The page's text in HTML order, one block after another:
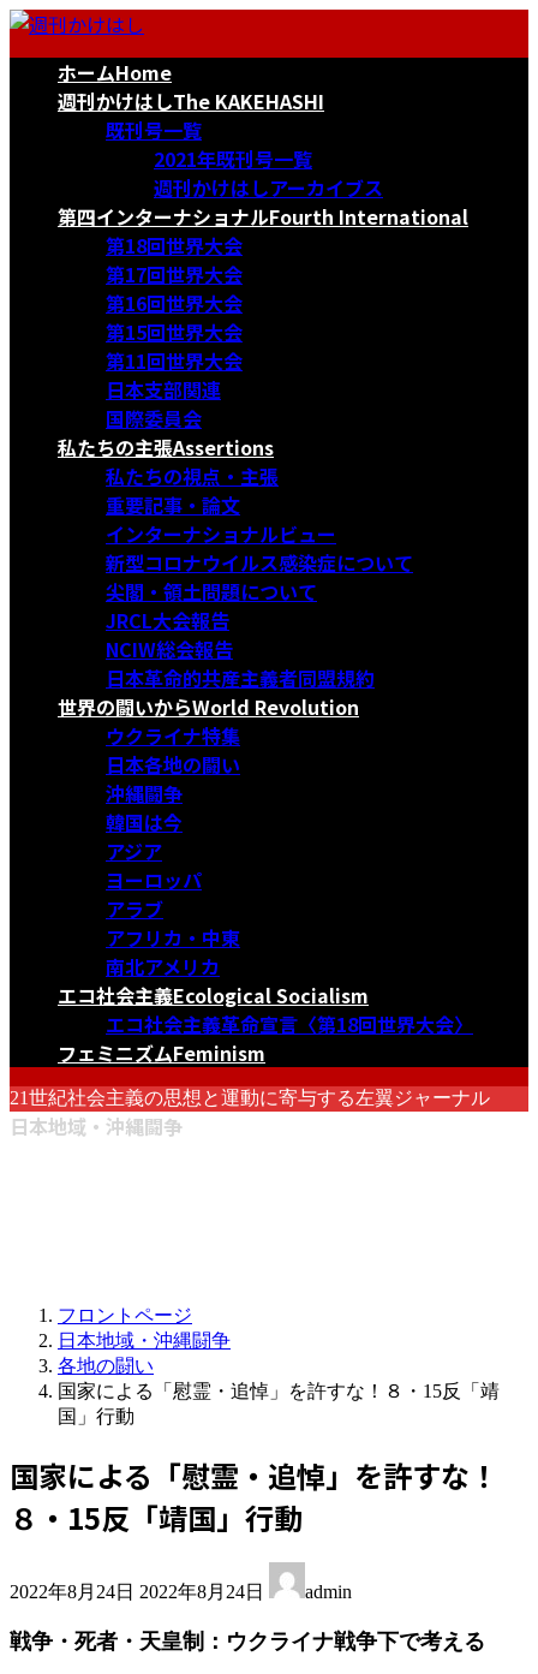
コ
ナ
ホームHome
週刊かけはしThe KAKEHASHI
既刊号一覧
2021年既刊号一覧
週刊かけはしアーカイブス
第四インターナショナルFourth International
第18回世界大会
第17回世界大会
第16回世界大会
第15回世界大会
第11回世界大会
日本支部関連
国際委員会
私たちの主張Assertions
私たちの視点・主張
重要記事・論文
インターナショナルビュー
新型コロナウイルス感染症について
尖閣・領土問題について
JRCL大会報告
NCIW総会報告
日本革命的共産主義者同盟規約
世界の闘いからWorld Revolution
ウクライナ特集
日本各地の闘い
沖縄闘争
韓国は今
アジア
ヨーロッパ
アラブ
アフリカ・中東
南北アメリカ
エコ社会主義Ecological Socialism
エコ社会主義革命宣言〈第18回世界大会〉
フェミニズムFeminism
21世紀社会主義の思想と運動に寄与する左翼ジャーナル
日本地域・沖縄闘争
フロントページ
日本地域・沖縄闘争
各地の闘い
国家による「慰霊・追悼」を許すな！８・15反「靖
国」行動
国家による「慰霊・追悼」を許すな！
８・15反「靖国」行動
2022年8月24日 終
新
2022年8月24日 admin
戦争・死者・天皇制：ウクライナ戦争下で考える